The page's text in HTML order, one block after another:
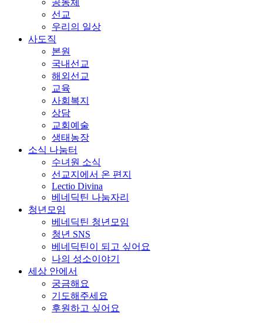
공동체
선교
우리의 일상
사도직
본원
국내선교
해외선교
교육
사회복지
상담
교회예술
생태농장
소식 나눔터
수녀원 소식
선교지에서 온 편지
Lectio Divina
베네딕틴 나눔자리
청년모임
베네딕틴 청년모임
청년 SNS
베네딕틴이 되고 싶어요
나의 성소이야기
세상 안에서
궁금해요
기도해주세요
후원하고 싶어요